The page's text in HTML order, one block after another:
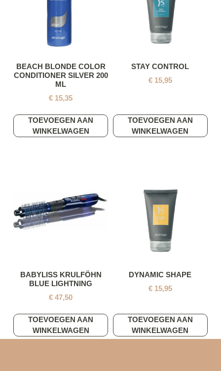
BEACH BLONDE COLOR
CONDITIONER SILVER 200
ML
€ 15,35
TOEVOEGEN AAN
WINKELWAGEN
STAY CONTROL
€15,95
TOEVOEGEN AAN
WINKELWAGEN
BABYLISS KRULFÖHN
BLUE LIGHTNING
€ 47,50
TOEVOEGEN AAN
WINKELWAGEN
DYNAMIC SHAPE
€15,95
TOEVOEGEN AAN
WINKELWAGEN